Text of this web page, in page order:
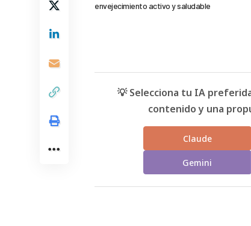
envejecimiento activo y saludable
💡 Selecciona tu IA
contenido y una
Claude
Gemini